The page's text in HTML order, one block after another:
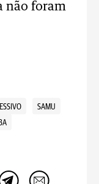
não foram
SAMU